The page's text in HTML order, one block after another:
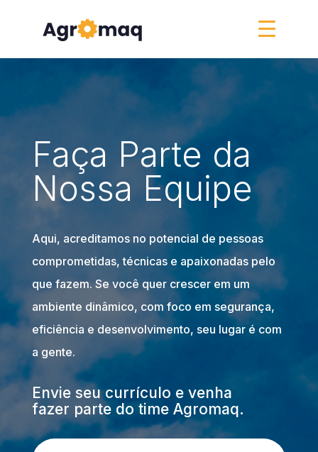
Faça Parte da
Nossa Equipe
Aqui, acreditamos no potencial de pessoas
comprometidas, técnicas e apaixonadas pelo
que fazem. Se você quer crescer em um
ambiente dinâmico, com foco em segurança,
eficiência e desenvolvimento, seu lugar é com
a gente.
Envie seu currículo e venha
fazer parte do time Agromaq.